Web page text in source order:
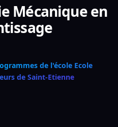
Mécanique en
de l'école Ecole
de Saint-Etienne